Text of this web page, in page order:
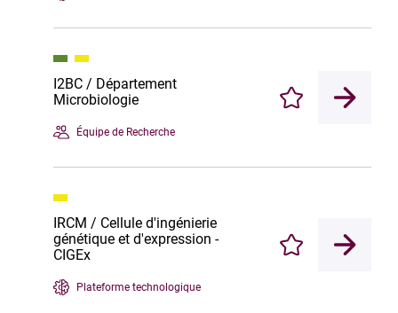
I2BC / Département
Microbiologie
Équipe de Recherche
Enregistrer
IRCM / Cellule d'ingénierie
génétique et d'expression -
CIGEx
Plateforme technologique
Enregistrer